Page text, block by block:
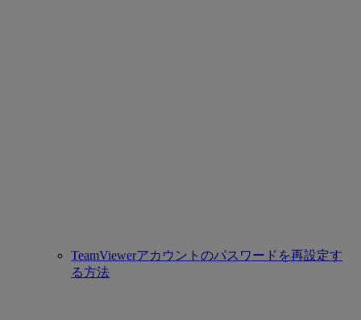
TeamViewerアカウントのパスワードを再設定す
る方法